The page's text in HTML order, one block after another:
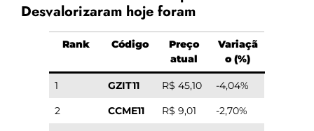
Desvalorizaram hoje foram
Rank Código
Preço
atual
Variaçã
o (%)
1 GZIT11 R$ 45,10
-4,04%
2
CCME11 R$ 9,01
-2,70%